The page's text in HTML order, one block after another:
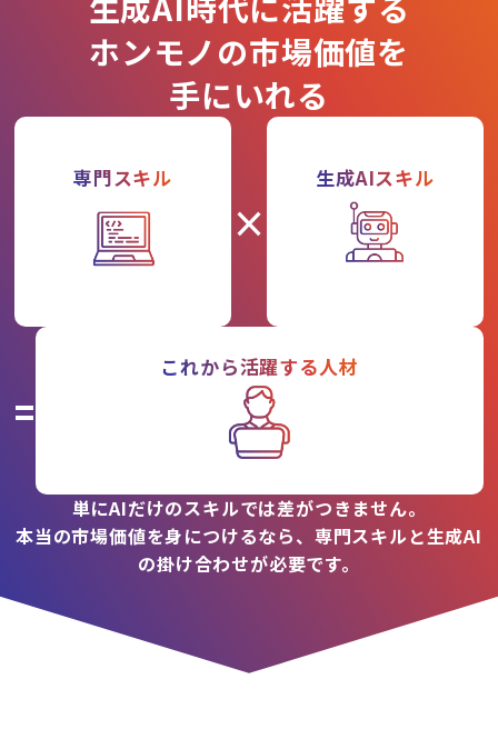
ホンモノの市場価値を
手にいれる
専門スキル
×
生成AIスキル
=
これから活躍する人材
単にAIだけのスキルでは差がつきません。
本当の市場価値を身につけるなら、専門スキルと生成AI
の掛け合わせが必要です。